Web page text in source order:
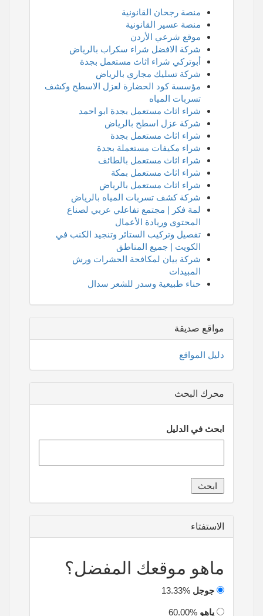
منصة رجحان القانونية
منصة عسير القانونية
موقع شرعي الأردن
شركة الافضل شراء سكراب بالرياض
أبوتركي شراء اثاث مستعمل بجدة
شركة تسليك مجاري بالرياض
مؤسسة كود الحضارة لعزل الاسطح وكشف
تسربات المياه
شراء اثاث مستعمل بجدة ابو احمد
شركة عزل اسطح بالرياض
شراء اثاث مستعمل بجدة
شراء مكيفات مستعملة بجدة
شراء اثاث مستعمل بالطائف
شراء اثاث مستعمل بمكة
شراء اثاث مستعمل بالرياض
شركة كشف تسربات المياه بالرياض
لمة فكر | مجتمع تفاعلي عربي لصناع
المحتوى وريادة الأعمال
تفصيل وتركيب الستائر وتنجيد الكنب في
الكويت | جميع المناطق
شركة بيان لمكافحة الحشرات ورش
المبيدات
حناء طبيعية وسدر للشعر سدال
مواقع صديقة
دليل المواقع
محرك البحث
ابحث في الدليل
الاستفتاء
ماهو موقعك المفضل؟
جوجل
ياهو